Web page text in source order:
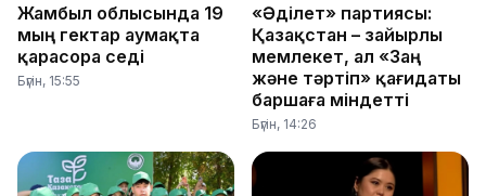
Жамбыл облысында 19
мың гектар аумақта
қарасора өседі
Бүгін, 15:55
«Әділет» партиясы:
Қазақстан – зайырлы
мемлекет, ал «Заң
және тәртіп» қағидаты
баршаға міндетті
Бүгін, 14:26